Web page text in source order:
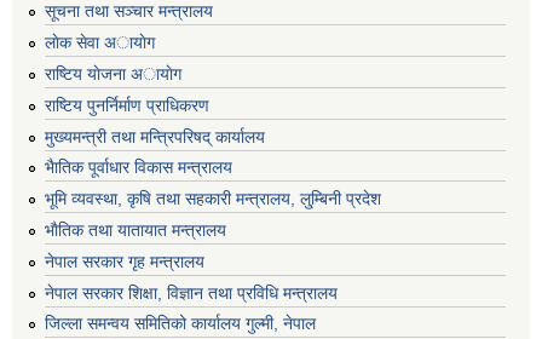
सूचना तथा सञ्चार मन्त्रालय
लाेक सेवा अायाेग
राष्टिय याेजना अायाेग
राष्टिय पुनर्निर्माण प्राधिकरण
मुख्यमन्त्री तथा मन्त्रिपरिषद् कार्यालय
भैातिक पूर्वाधार विकास मन्त्रालय
भूमि व्यवस्था, कृषि तथा सहकारी मन्त्रालय, लु्म्बिनी प्रदेश
भाैतिक तथा यातायात मन्त्रालय
नेपाल सरकार गृह मन्त्रालय
नेपाल सरकार शिक्षा, विज्ञान तथा प्रविधि मन्त्रालय
जिल्ला समन्वय समितिको कार्यालय गुल्मी, नेपाल